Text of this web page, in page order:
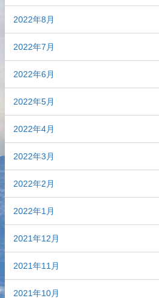
2022年8月
2022年7月
2022年6月
2022年5月
2022年4月
2022年3月
2022年2月
2022年1月
2021年12月
2021年11月
2021年10月